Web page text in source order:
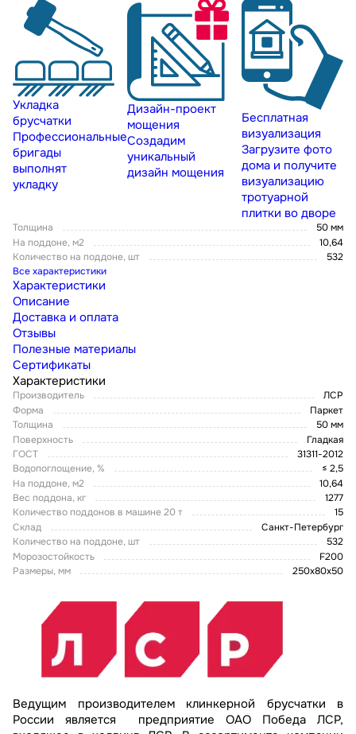
Укладка
брусчатки
Профессиональные
бригады
выполнят
укладку
Дизайн-проект
мощения
Создадим
уникальный
дизайн мощения
Бесплатная
визуализация
Загрузите фото
дома и получите
визуализацию
тротуарной
плитки во дворе
Толщина
50 мм
На поддоне, м2
10,64
Количество на поддоне, шт
532
Все характеристики
Характеристики
Описание
Доставка и оплата
Отзывы
Полезные материалы
Сертификаты
Характеристики
Производитель
ЛСР
Форма
Паркет
Толщина
50 мм
Поверхность
Гладкая
ГОСТ
31311-2012
Водопоглощение, %
≤ 2,5
На поддоне, м2
10,64
Вес поддона, кг
1277
Количество поддонов в машине 20 т
15
Склад
Санкт-Петербург
Количество на поддоне, шт
532
Морозостойкость
F200
Размеры, мм
250х80х50
Ведущим производителем клинкерной брусчатки в
России является предприятие ОАО Победа ЛСР,